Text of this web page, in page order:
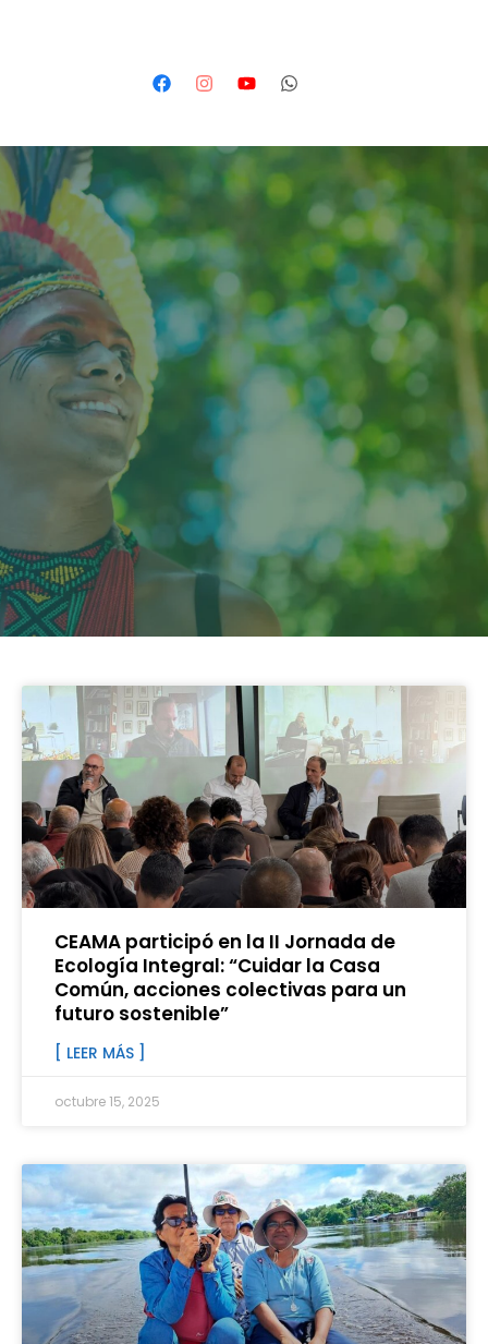
CEAMA participó en la II Jornada de
Ecología Integral: “Cuidar la Casa
Común, acciones colectivas para un
futuro sostenible”
[ LEER MÁS ]
octubre 15, 2025